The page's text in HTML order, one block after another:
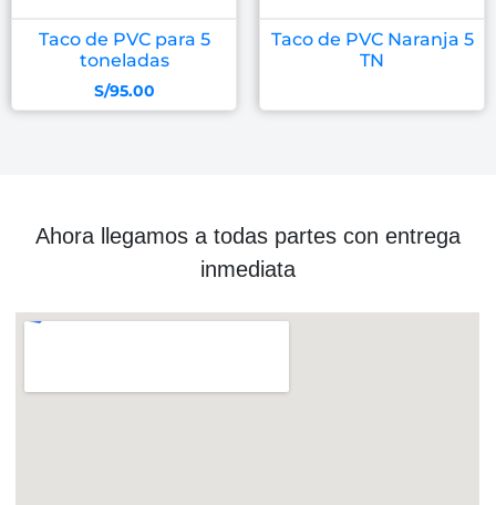
Taco de PVC para 5
toneladas
S/95.00
Taco de PVC Naranja 5
TN
Ahora llegamos a todas partes con entrega
inmediata